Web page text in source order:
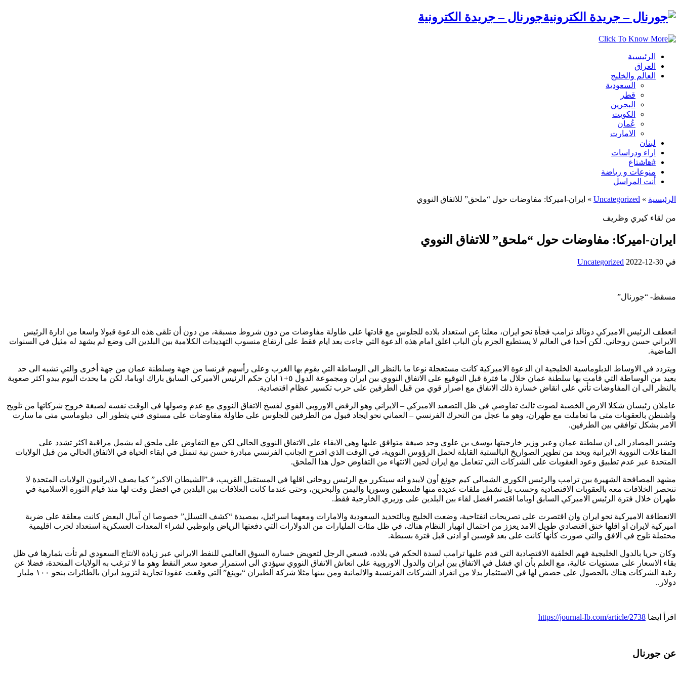
جورنال – جريدة الكترونية
الرئيسية
العراق
العالم والخليج
السعودية
قطر
البحرين
الكويت
عُمان
الامارت
لبنان
اراء ودراسات
#هاشتاغ
منوعات و رياضة
أنت المراسل
الرئيسية »
Uncategorized
» ايران-اميركا: مفاوضات حول “ملحق” للاتفاق النووي
من لقاء كيري وظريف
ايران-اميركا: مفاوضات حول “ملحق” للاتفاق النووي
في Uncategorized 2022-12-30
مسقط- “جورنال”
انعطف الرئيس الاميركي دونالد ترامب فجأة نحو ايران، معلنا عن استعداد بلاده للجلوس مع قادتها على طاولة مفاوضات من دون شروط مسبقة، من دون أن تلقى هذه الدعوة قبولا واسعا من ادارة الرئيس
الايراني حسن روحاني. لكن أحدا في العالم لا يستطيع الجزم بأن الباب اغلق امام هذه الدعوة التي جاءت بعد ايام فقط على ارتفاع منسوب التهديدات الكلامية بين البلدين الى وضع لم يشهد له مثيل في السنوات
الماضية.
ويتردد في الاوساط الدبلوماسية الخليجية ان الدعوة الاميركية كانت مستعجلة نوعا ما بالنظر الى الوساطة التي يقوم بها الغرب وعلى رأسهم فرنسا من جهة وسلطنة عمان من جهة أخرى والتي تشبه الى حد
بعيد من الوساطة التي قامت بها سلطنة عمان خلال ما فترة قبل التوقيع على الاتفاق النووي بين ايران ومجموعة الدول ٥+١ ابان حكم الرئيس الاميركي السابق باراك اوباما، لكن ما يحدث اليوم يبدو اكثر صعوبة
بالنظر الى ان المفاوضات تأتي على انقاض خسارة ذلك الاتفاق مع اصرار قوي من قبل الطرفين على حرب تكسير عظام اقتصادية.
عاملان رئيسان شكلا الارض الخصبة لصوت ثالث تفاوضي في ظل التصعيد الاميركي – الايراني وهو الرفض الاوروبي القوي لفسخ الاتفاق النووي مع عدم وصولها في الوقت نفسه لصيغة خروج شركاتها من تلويح
واشنطن بالعقوبات متى ما تعاملت مع طهران، وهو ما عجل من التحرك الفرنسي – العماني نحو ايجاد قبول من الطرفين للجلوس على طاولة مفاوضات على مستوى فني يتطور الى دبلوماسي متى ما سارت
الامر بشكل توافقي بين الطرفين.
وتشير المصادر الى ان سلطنة عمان وعبر وزير خارجيتها يوسف بن علوي وجد صيغة متوافق عليها وهي الابقاء على الاتفاق النووي الحالي لكن مع التفاوض على ملحق له يشمل مراقبة اكثر تشدد على
المفاعلات النووية الايرانية ويحد من تطوير الصواريخ البالستية القابلة لحمل الرؤوس النووية، في الوقت الذي اقترح الجانب الفرنسي مبادرة حسن نية تتمثل في ابقاء الحياة في الاتفاق الحالي من قبل الولايات
المتحدة عبر عدم تطبيق وعود العقوبات على الشركات التي تتعامل مع ايران لحين الانتهاء من التفاوض حول هذا الملحق.
مشهد المصافحة الشهيرة بين ترامب والرئيس الكوري الشمالي كيم جونغ أون لايبدو انه سيتكرر مع الرئيس روحاني اقلها في المستقبل القريب، فـ”الشيطان الاكبر” كما يصف الايرانيون الولايات المتحدة لا
تنحصر الخلافات معه بالعقوبات الاقتصادية وحسب بل تشمل ملفات عديدة منها فلسطين وسوريا واليمن والبحرين، وحتى عندما كانت العلاقات بين البلدين في افضل وقت لها منذ قيام الثورة الاسلامية في
طهران خلال فترة الرئيس الاميركي السابق اوباما اقتصر افضل لقاء بين البلدين على وزيري الخارجية فقط.
الانعطافة الاميركية نحو ايران وان اقتصرت على تصريحات انفتاحية، وضعت الخليج وبالتحديد السعودية والامارات ومعهما اسرائيل، بمصيدة “كشف التسلل” خصوصا ان آمال البعض كانت معلقة على ضربة
اميركية لايران او اقلها خنق اقتصادي طويل الامد يعزز من احتمال انهيار النظام هناك، في ظل مئات المليارات من الدولارات التي دفعتها الرياض وابوظبي لشراء المعدات العسكرية استعداد لحرب اقليمية
محتملة تلوح في الافق والتي صورت كأنها كانت على بعد قوسين او ادنى قبل فترة بسيطة.
وكان حريا بالدول الخليجية فهم الخلفية الاقتصادية التي قدم عليها ترامب لسدة الحكم في بلاده، فسعي الرجل لتعويض خسارة السوق العالمي للنفط الايراني عبر زيادة الانتاج السعودي لم تأت بثمارها في ظل
بقاء الاسعار على مستويات عالية، مع العلم بأن اي فشل في الاتفاق بين ايران والدول الاوروبية على انعاش الاتفاق النووي سيؤدي الى استمرار صعود سعر النفط وهو ما لا ترغب به الولايات المتحدة، فضلا عن
رغبة الشركات هناك بالحصول على حصص لها في الاستثمار بدلا من انفراد الشركات الفرنسية والالمانية ومن بينها مثلا شركة الطيران “بوينغ” التي وقعت عقودا تجارية لتزويد ايران بالطائرات بنحو ١٠٠ مليار
دولار..
اقرأ ايضا https://journal-lb.com/article/2738
عن جورنال